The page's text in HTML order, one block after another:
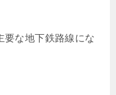
要な地下鉄路線にな